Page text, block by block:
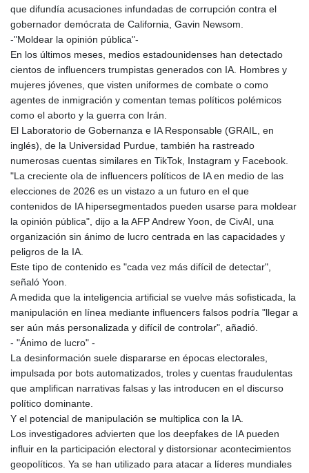
que difundía acusaciones infundadas de corrupción contra el
gobernador demócrata de California, Gavin Newsom.
-"Moldear la opinión pública"-
En los últimos meses, medios estadounidenses han detectado
cientos de influencers trumpistas generados con IA. Hombres y
mujeres jóvenes, que visten uniformes de combate o como
agentes de inmigración y comentan temas políticos polémicos
como el aborto y la guerra con Irán.
El Laboratorio de Gobernanza e IA Responsable (GRAIL, en
inglés), de la Universidad Purdue, también ha rastreado
numerosas cuentas similares en TikTok, Instagram y Facebook.
"La creciente ola de influencers políticos de IA en medio de las
elecciones de 2026 es un vistazo a un futuro en el que
contenidos de IA hipersegmentados pueden usarse para moldear
la opinión pública", dijo a la AFP Andrew Yoon, de CivAI, una
organización sin ánimo de lucro centrada en las capacidades y
peligros de la IA.
Este tipo de contenido es "cada vez más difícil de detectar",
señaló Yoon.
A medida que la inteligencia artificial se vuelve más sofisticada, la
manipulación en línea mediante influencers falsos podría "llegar a
ser aún más personalizada y difícil de controlar", añadió.
- "Ánimo de lucro" -
La desinformación suele dispararse en épocas electorales,
impulsada por bots automatizados, troles y cuentas fraudulentas
que amplifican narrativas falsas y las introducen en el discurso
político dominante.
Y el potencial de manipulación se multiplica con la IA.
Los investigadores advierten que los deepfakes de IA pueden
influir en la participación electoral y distorsionar acontecimientos
geopolíticos. Ya se han utilizado para atacar a líderes mundiales